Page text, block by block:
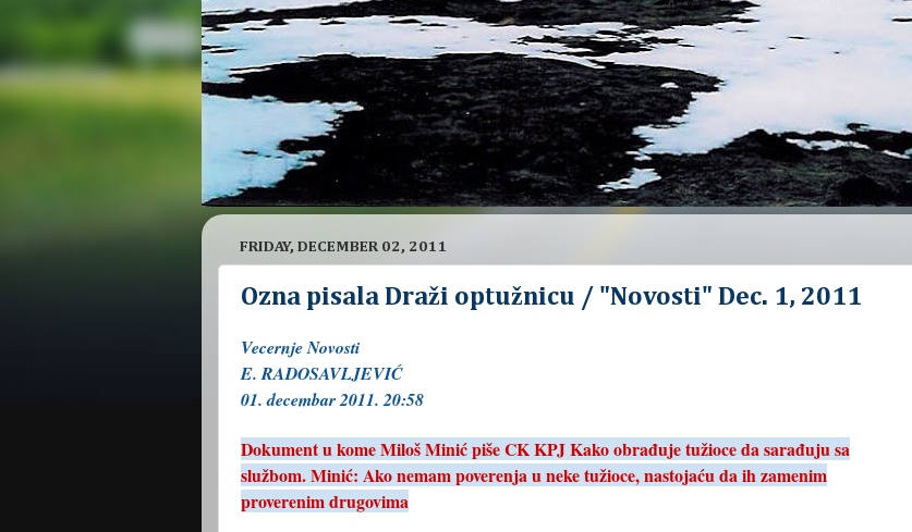
FRIDAY, DECEMBER 02, 2011
Ozna pisala Draži optužnicu / "Novosti" Dec. 1, 2011
Vecernje Novosti
E. RADOSAVLJEVIĆ
01. decembar 2011. 20:58
Dokument u kome Miloš Minić piše CK KPJ Kako obrađuje tužioce da sarađuju sa
službom. Minić: Ako nemam poverenja u neke tužioce, nastojaću da ih zamenim
proverenim drugovima